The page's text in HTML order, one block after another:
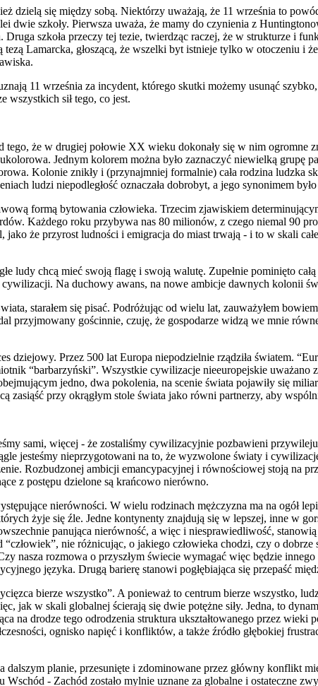
dzielą się między sobą. Niektórzy uważają, że 11 września to
dwie szkoły. Pierwsza uważa, że mamy do czynienia z
szkoła przeczy tej tezie, twierdząc raczej, że w strukturze i
tezą Lamarcka, głoszącą, że wszelki byt istnieje tylko w otoczeniu i
11 września za incydent, którego skutki możemy usunąć
wszystkich sił tego, co jest.
że w drugiej połowie XX wieku dokonały się w nim ogromne
Jednym kolorem można było zaznaczyć niewielką grupę
Kolonie znikły i (przynajmniej formalnie) cała rodzina ludzka
ludzi niepodległość oznaczała dobrobyt, a jego synonimem
formą bytowania człowieka. Trzecim zjawiskiem
Każdego roku przybywa nas 80 milionów, z czego niemal 90
że przyrost ludności i emigracja do miast trwają - i to w skali
ludy chcą mieć swoją flagę i swoją walutę. Zupełnie pominięto
Na duchowy awans, na nowe ambicje dawnych kolonii
starałem się pisać. Podróżując od wielu lat, zauważyłem
przyjmowany gościnnie, czuję, że gospodarze widzą we mnie
dziejowy. Przez 500 lat Europa niepodzielnie rządziła światem.
“barbarzyński”. Wszystkie cywilizacje nieeuropejskie uważano
jedno, dwa pokolenia, na scenie świata pojawiły się
zasiąść przy okrągłym stole świata jako równi partnerzy, aby
sami, więcej - że zostaliśmy cywilizacyjnie pozbawieni
jesteśmy nieprzygotowani na to, że wyzwolone światy i
Rozbudzonej ambicji emancypacyjnej i równościowej stoją na
z postępu dzielone są krańcowo nierówno.
nierówności. W wielu rodzinach mężczyzna ma na ogół
żyje się źle. Jedne kontynenty znajdują się w lepszej, inne w
panująca nierówność, a więc i niesprawiedliwość,
nie różnicując, o jakiego człowieka chodzi, czy o
nasza rozmowa o przyszłym świecie wymagać więc będzie
języka. Drugą barierę stanowi pogłębiająca się przepaść
bierze wszystko”. A ponieważ to centrum bierze wszystko,
jak w skali globalnej ścierają się dwie potężne siły. Jedna, to
na drodze tego odrodzenia struktura ukształtowanego przez wieki
ognisko napięć i konfliktów, a także źródło głębokiej
dalszym planie, przesunięte i zdominowane przez główny konflikt
- Zachód zostało mylnie uznane za globalne i ostateczne